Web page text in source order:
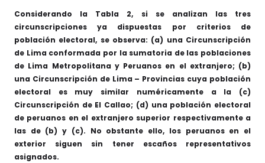
Considerando la Tabla 2, si se analizan las tres
circunscripciones ya dispuestas por criterios de
población electoral, se observa: (a) una Circunscripción
de Lima conformada por la sumatoria de las poblaciones
de Lima Metropolitana y Peruanos en el extranjero; (b)
una Circunscripción de Lima – Provincias cuya población
electoral es muy similar numéricamente a la (c)
Circunscripción de El Callao; (d) una población electoral
de peruanos en el extranjero superior respectivamente a
las de (b) y (c). No obstante ello, los peruanos en el
exterior siguen sin tener escaños representativos
asignados.